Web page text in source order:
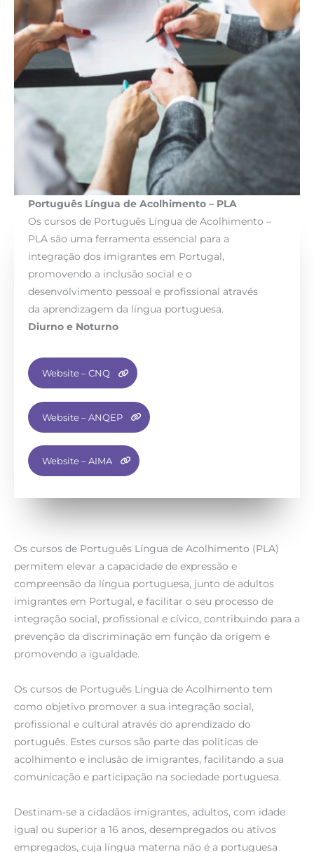
Português Língua de Acolhimento – PLA
Os cursos de Português Língua de Acolhimento –
PLA são uma ferramenta essencial para a
integração dos imigrantes em Portugal,
promovendo a inclusão social e o
desenvolvimento pessoal e profissional através
da aprendizagem da língua portuguesa.
Diurno e Noturno
Website – CNQ
Website – ANQEP
Website – AIMA
Os cursos de Português Língua de Acolhimento (PLA)
permitem elevar a capacidade de expressão e
compreensão da língua portuguesa, junto de adultos
imigrantes em Portugal, e facilitar o seu processo de
integração social, profissional e cívico, contribuindo para a
prevenção da discriminação em função da origem e
promovendo a igualdade.
Os cursos de Português Língua de Acolhimento tem
como objetivo promover a sua integração social,
profissional e cultural através do aprendizado do
português. Estes cursos são parte das políticas de
acolhimento e inclusão de imigrantes, facilitando a sua
comunicação e participação na sociedade portuguesa.
Destinam-se a cidadãos imigrantes, adultos, com idade
igual ou superior a 16 anos, desempregados ou ativos
empregados, cuja língua materna não é a portuguesa